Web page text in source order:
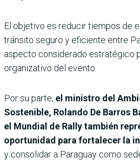
El objetivo es reducir tiempos de
tránsito seguro y eficiente entre
aspecto considerado estratégico
organizativo del evento.
Por su parte, el ministro del
Sostenible, Rolando De Barros
el Mundial de Rally también
oportunidad para fortalecer la
y consolidar a Paraguay como